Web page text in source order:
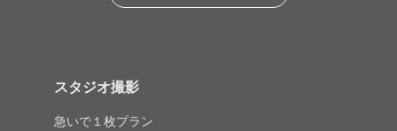
スタジオ撮影
急いで１枚プラン